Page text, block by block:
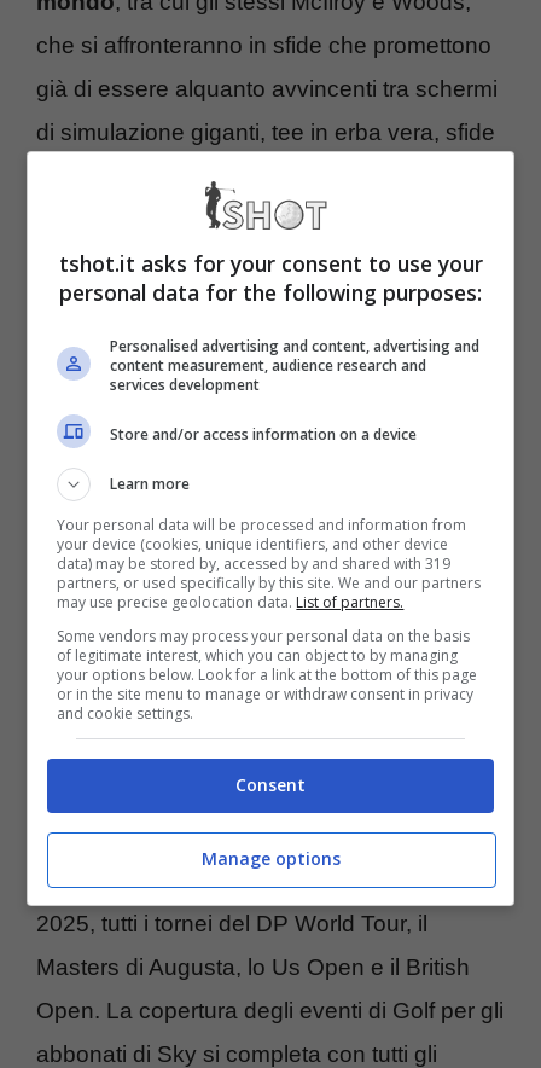
che si affronteranno in sfide che promettono
già di essere alquanto avvincenti tra schermi
di simulazione giganti, tee in erba vera, sfide
tre contro tre e singole e microfoni con i quali
gli stessi giocatori interagiranno in tempo
reale con il pubblico presente. La particolarità
del torneo sta anche nei giorni in cui si
disputeranno i vari match previsti non più nei
weekend bensì di lunedì e martedì.
TGL Golf in esclusiva su
Sky Sport, ecco tutte le
squadre
Sky Sport Golf offrirà la copertura integrale di
tutte le partite della TGL Golf in programma
e, in streaming, su SkyGO e
NowTV per gli abbonati al Pass Sport, stessi
canali sui quali sarà possibile seguire, nel
2025, tutti i tornei del DP World Tour, il
Masters di Augusta, lo Us Open e il British
Open. La copertura degli eventi di Golf per gli
abbonati di Sky si completa con tutti gli
tshot.it asks for your consent to use your
personal data for the following purposes:
Personalised advertising and content, advertising and
content measurement, audience research and
services development
Store and/or access information on a device
Learn more
Your personal data will be processed and information from
your device (cookies, unique identifiers, and other device
data) may be stored by, accessed by and shared with 319
partners, or used specifically by this site. We and our partners
may use precise geolocation data. List of partners.
Some vendors may process your personal data on the basis
of legitimate interest, which you can object to by managing
your options below. Look for a link at the bottom of this page
or in the site menu to manage or withdraw consent in privacy
and cookie settings.
Consent
Manage options